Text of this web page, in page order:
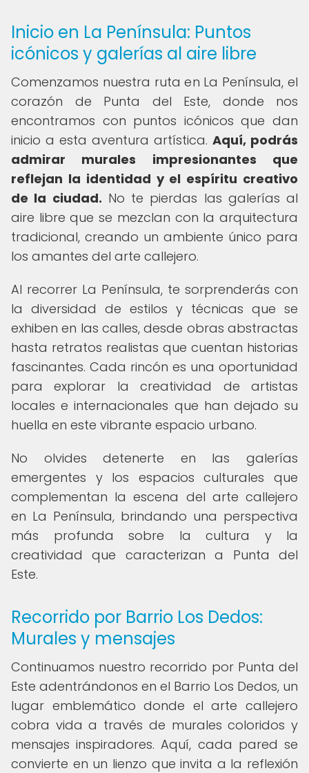
Inicio en La Península: Puntos
icónicos y galerías al aire libre
Comenzamos nuestra ruta en La Península, el
corazón de Punta del Este, donde nos
encontramos con puntos icónicos que dan
inicio a esta aventura artística. Aquí, podrás
admirar murales impresionantes que
reflejan la identidad y el espíritu creativo
de la ciudad. No te pierdas las galerías al
aire libre que se mezclan con la arquitectura
tradicional, creando un ambiente único para
los amantes del arte callejero.
Al recorrer La Península, te sorprenderás con
la diversidad de estilos y técnicas que se
exhiben en las calles, desde obras abstractas
hasta retratos realistas que cuentan historias
fascinantes. Cada rincón es una oportunidad
para explorar la creatividad de artistas
locales e internacionales que han dejado su
huella en este vibrante espacio urbano.
No olvides detenerte en las galerías
emergentes y los espacios culturales que
complementan la escena del arte callejero
en La Península, brindando una perspectiva
más profunda sobre la cultura y la
creatividad que caracterizan a Punta del
Este.
Recorrido por Barrio Los Dedos:
Murales y mensajes
Continuamos nuestro recorrido por Punta del
Este adentrándonos en el Barrio Los Dedos, un
lugar emblemático donde el arte callejero
cobra vida a través de murales coloridos y
mensajes inspiradores. Aquí, cada pared se
convierte en un lienzo que invita a la reflexión